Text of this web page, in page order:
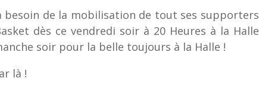
besoin de la mobilisation de tout ses supporters
dès ce vendredi soir à 20 Heures à la Halle
soir pour la belle toujours à la Halle !
là !